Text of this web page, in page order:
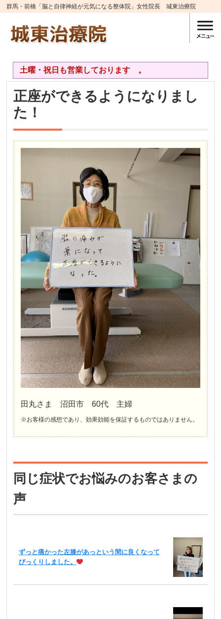
群馬・前橋「脳と自律神経が元気になる整体院」女性院長 城東治療院
土曜・祝日も営業しております 。
正座ができるようになりまし
た！
田丸さま 沼田市 60代 主婦
※お客様の感想であり、効果効能を保証するものではありません。
同じ症状でお悩みのお客さまの
声
ずっと痛かった左膝があっという間に良くなって
びっくりしました。